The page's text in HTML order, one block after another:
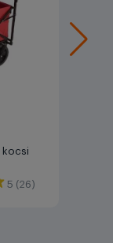
kocsi
5 (26)